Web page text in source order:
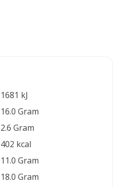
1681 kJ
16.0 Gram
2.6 Gram
402 kcal
11.0 Gram
18.0 Gram